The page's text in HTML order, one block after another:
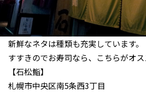
新鮮なネタは種類も充実しています。
すすきのでお寿司なら、こちらがオス
【石松鮨】
札幌市中央区南5条西3丁目